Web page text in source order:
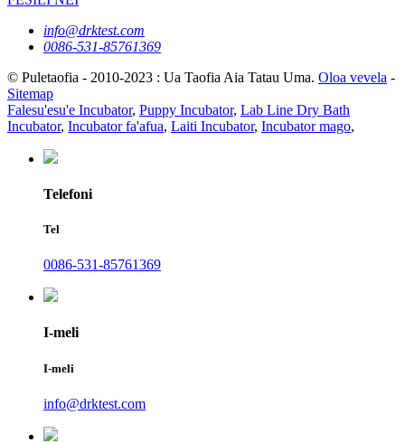
info@drktest.com
0086-531-85761369
© Puletaofia - 2010-2023 : Ua Taofia Aia Tatau Uma. Oloa vevela -
Sitemap
Falesu'esu'e Incubator, Puppy Incubator, Lab Line Dry Bath
Incubator, Incubator fa'afua, Laiti Incubator, Incubator mago,
Telefoni
Tel
0086-531-85761369
I-meli
I-meli
info@drktest.com